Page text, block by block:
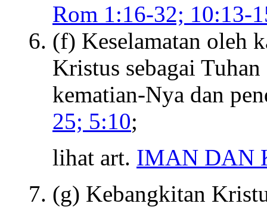
Rom 1:16-32; 10:13-
(f) Keselamatan oleh
Kristus sebagai
kematian-Nya dan
25; 5:10;
lihat art. IMAN DAN
(g) Kebangkitan